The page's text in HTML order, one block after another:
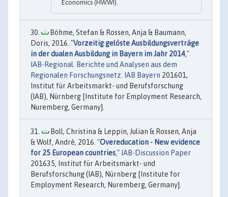
Economics (HWWI).
Böhme, Stefan & Rossen, Anja & Baumann,
Doris, 2016. "Vorzeitig gelöste Ausbildungsverträge
in der dualen Ausbildung in Bayern im Jahr 2014,"
IAB-Regional. Berichte und Analysen aus dem
Regionalen Forschungsnetz. IAB Bayern 201601,
Institut für Arbeitsmarkt- und Berufsforschung
(IAB), Nürnberg [Institute for Employment Research,
Nuremberg, Germany].
Boll, Christina & Leppin, Julian & Rossen, Anja
& Wolf, André, 2016. "Overeducation - New evidence
for 25 European countries," IAB-Discussion Paper
201635, Institut für Arbeitsmarkt- und
Berufsforschung (IAB), Nürnberg [Institute for
Employment Research, Nuremberg, Germany].